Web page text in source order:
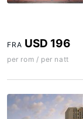
FRA USD 196
per rom / per natt